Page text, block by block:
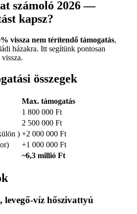
számoló 2026 —
kapsz?
vissza nem térítendő támogatás,
házakra. Itt segítünk pontosan
összegek
Max. támogatás
1 800 000 Ft
2 500 000 Ft
) +2 000 000 Ft
+1 000 000 Ft
~6,3 millió Ft
levegő-víz hőszivattyú